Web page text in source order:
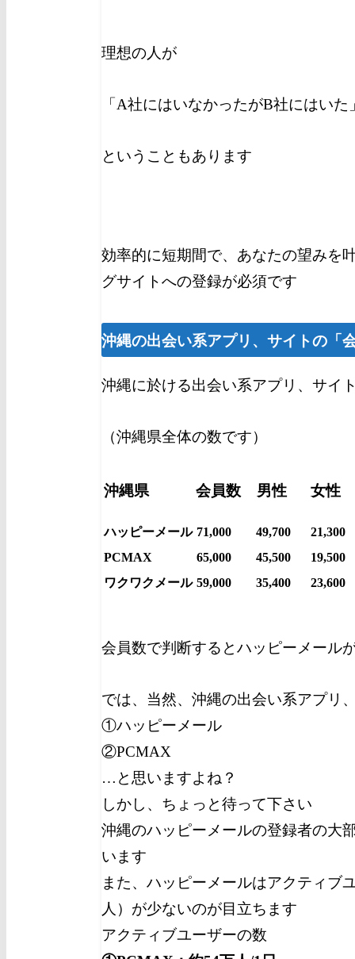
理想の人が
「A社にはいなかったがB社にはいた
ということもあります
効率的に短期間で、あなたの望みを
グサイトへの登録が必須です
沖縄の出会い系アプリ、サイトの「
沖縄に於ける出会い系アプリ、サイ
（沖縄県全体の数です）
沖縄県 会員数 男性 女性
ハッピーメール 71,000 49,700
21,300
PCMAX
65,000 45,500
19,500
ワクワクメール 59,000 35,400 23,600
会員数で判断するとハッピーメール
では、当然、沖縄の出会い系アプリ
①ハッピーメール
②PCMAX
…と思いますよね？
しかし、ちょっと待って下さい
沖縄のハッピーメールの登録者の大
います
また、ハッピーメールはアクティブ
人）が少ないのが目立ちます
アクティブユーザーの数